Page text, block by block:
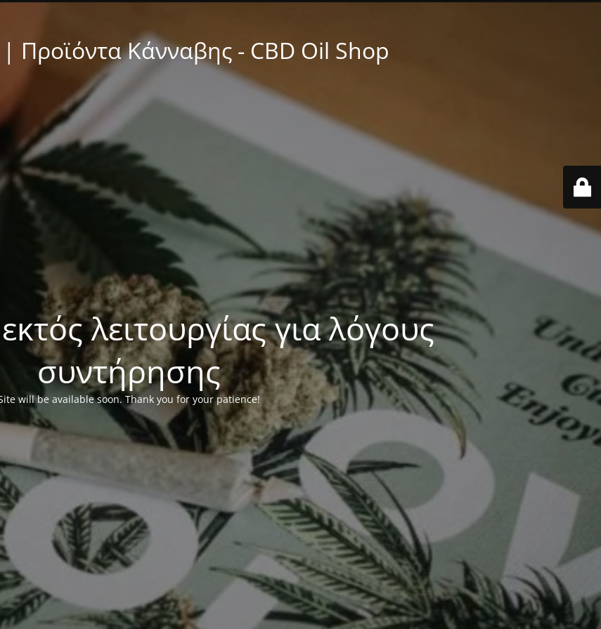
Προϊόντα Κάνναβης - CBD Oil Shop
λειτουργίας για λόγους
συντήρησης
will be available soon. Thank you for your patience!